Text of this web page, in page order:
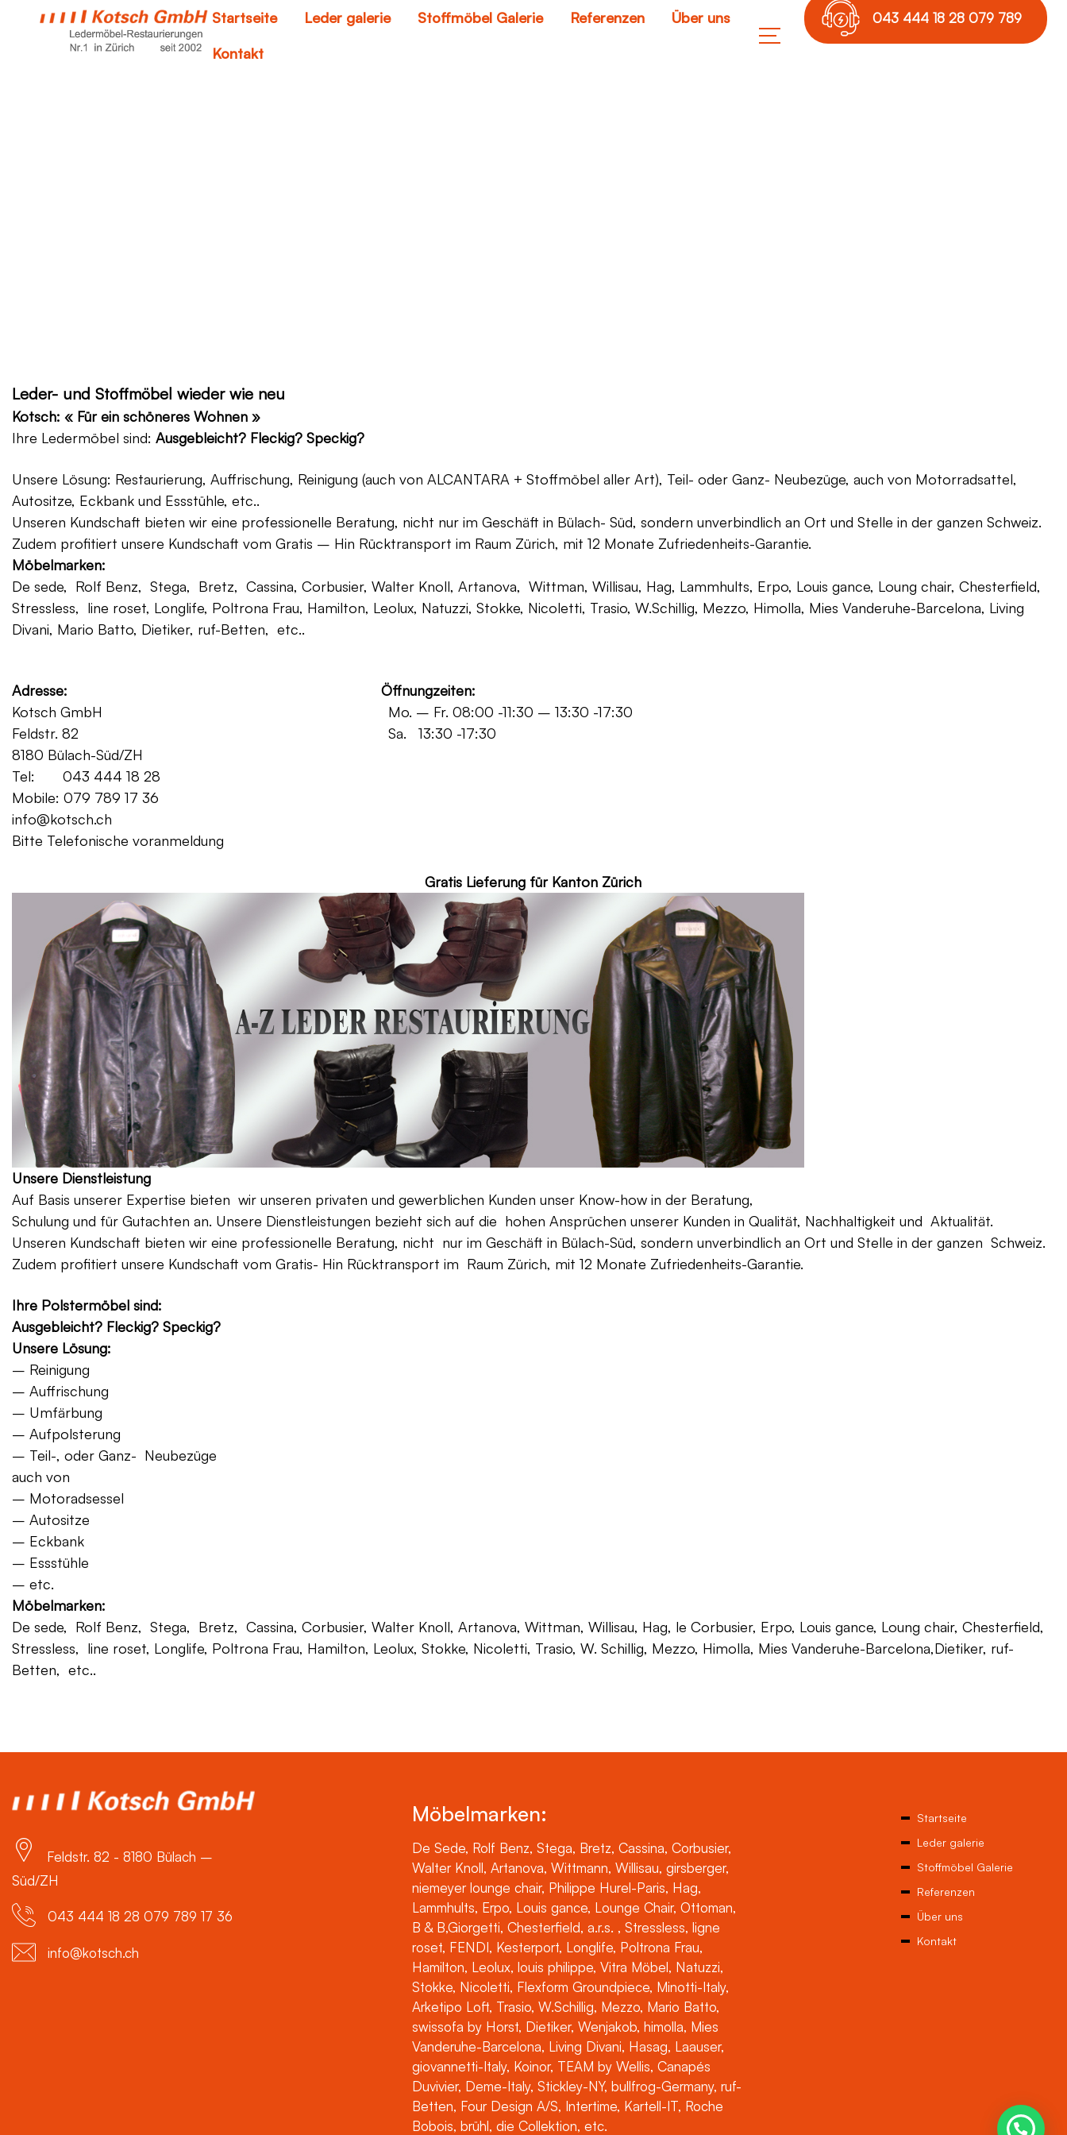
Startseite Leder galerie Stoffmöbel Galerie Referenzen Über uns
Kontakt
043 444 18 28 079 789
Leder- und Stoffmöbel wieder wie neu
Kotsch: « Für ein schöneres Wohnen »
Ihre Ledermöbel sind: Ausgebleicht? Fleckig? Speckig?
Unsere Lösung: Restaurierung, Auffrischung, Reinigung (auch von ALCANTARA + Stoffmöbel aller Art), Teil- oder Ganz- Neubezüge, auch von Motorradsattel,
Autositze, Eckbank und Essstühle, etc..
Unseren Kundschaft bieten wir eine professionelle Beratung, nicht nur im Geschäft in Bülach- Süd, sondern unverbindlich an Ort und Stelle in der ganzen Schweiz.
Zudem profitiert unsere Kundschaft vom Gratis – Hin Rücktransport im Raum Zürich, mit 12 Monate Zufriedenheits-Garantie.
Möbelmarken:
De sede, Rolf Benz, Stega, Bretz, Cassina, Corbusier, Walter Knoll, Artanova, Wittman, Willisau, Hag, Lammhults, Erpo, Louis gance, Loung chair, Chesterfield,
Stressless, line roset, Longlife, Poltrona Frau, Hamilton, Leolux, Natuzzi, Stokke, Nicoletti, Trasio, W.Schillig, Mezzo, Himolla, Mies Vanderuhe-Barcelona, Living
Divani, Mario Batto, Dietiker, ruf-Betten, etc..
Adresse:
Öffnungzeiten:
Kotsch GmbH Mo. – Fr. 08:00 -11:30 – 13:30 -17:30
Feldstr. 82 Sa. 13:30 -17:30
8180 Bülach-Süd/ZH
Tel: 043 444 18 28
Mobile: 079 789 17 36
info@kotsch.ch
Bitte Telefonische voranmeldung
Gratis Lieferung für Kanton Zürich
Unsere Dienstleistung
Auf Basis unserer Expertise bieten wir unseren privaten und gewerblichen Kunden unser Know-how in der Beratung,
Schulung und für Gutachten an. Unsere Dienstleistungen bezieht sich auf die hohen Ansprüchen unserer Kunden in Qualität, Nachhaltigkeit und Aktualität.
Unseren Kundschaft bieten wir eine professionelle Beratung, nicht nur im Geschäft in Bülach-Süd, sondern unverbindlich an Ort und Stelle in der ganzen Schweiz.
Zudem profitiert unsere Kundschaft vom Gratis- Hin Rücktransport im Raum Zürich, mit 12 Monate Zufriedenheits-Garantie.
Ihre Polstermöbel sind:
Ausgebleicht? Fleckig? Speckig?
Unsere Lösung:
– Reinigung
– Auffrischung
– Umfärbung
– Aufpolsterung
– Teil-, oder Ganz- Neubezüge
auch von
– Motoradsessel
– Autositze
– Eckbank
– Essstühle
– etc.
Möbelmarken:
De sede, Rolf Benz, Stega, Bretz, Cassina, Corbusier, Walter Knoll, Artanova, Wittman, Willisau, Hag, le Corbusier, Erpo, Louis gance, Loung chair, Chesterfield,
Stressless, line roset, Longlife, Poltrona Frau, Hamilton, Leolux, Stokke, Nicoletti, Trasio, W. Schillig, Mezzo, Himolla, Mies Vanderuhe-Barcelona,Dietiker, ruf-
Betten, etc..
Feldstr. 82 - 8180 Bülach –
Süd/ZH
043 444 18 28 079 789 17 36
info@kotsch.ch
Möbelmarken:
De Sede, Rolf Benz, Stega, Bretz, Cassina, Corbusier,
Walter Knoll, Artanova, Wittmann, Willisau, girsberger,
niemeyer lounge chair, Philippe Hurel-Paris, Hag,
Lammhults, Erpo, Louis gance, Lounge Chair, Ottoman,
B & B,Giorgetti, Chesterfield, a.r.s. , Stressless, ligne
roset, FENDI, Kesterport, Longlife, Poltrona Frau,
Hamilton, Leolux, louis philippe, Vitra Möbel, Natuzzi,
Stokke, Nicoletti, Flexform Groundpiece, Minotti-Italy,
Arketipo Loft, Trasio, W.Schillig, Mezzo, Mario Batto,
swissofa by Horst, Dietiker, Wenjakob, himolla, Mies
Vanderuhe-Barcelona, Living Divani, Hasag, Laauser,
giovannetti-Italy, Koinor, TEAM by Wellis, Canapés
Duvivier, Deme-Italy, Stickley-NY, bullfrog-Germany, ruf-
Betten, Four Design A/S, Intertime, Kartell-IT, Roche
Bobois, brühl, die Collektion, etc.
Startseite
Leder galerie
Stoffmöbel Galerie
Referenzen
Über uns
Kontakt